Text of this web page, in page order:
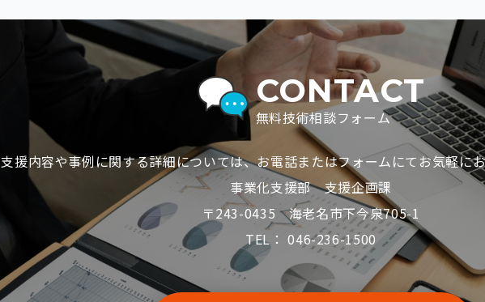
CONTACT
無料技術相談フォーム
支援内容や事例に関する詳細については、お電話またはフォームにてお気軽に
事業化支援部 支援企画課
〒243-0435 海老名市下今泉705-1
TEL： 046-236-1500